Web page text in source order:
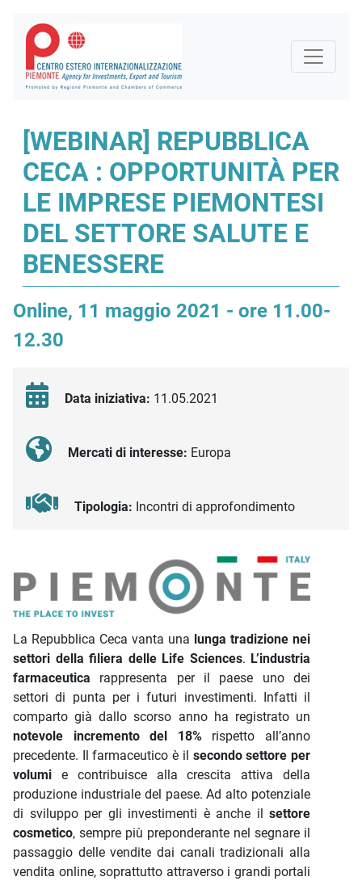
[WEBINAR] REPUBBLICA
CECA : OPPORTUNITÀ PER
LE IMPRESE PIEMONTESI
DEL SETTORE SALUTE E
BENESSERE
Online, 11 maggio 2021 - ore 11.00-
12.30
Data iniziativa: 11.05.2021
Mercati di interesse: Europa
Tipologia: Incontri di approfondimento
Descrizione iniziativa
La Repubblica Ceca vanta una lunga tradizione nei
settori della filiera delle Life Sciences. L’industria
farmaceutica rappresenta per il paese uno dei
settori di punta per i futuri investimenti. Infatti il
comparto già dallo scorso anno ha registrato un
notevole incremento del 18%rispetto all’anno
precedente. Il farmaceutico è il secondo settore per
volumi e contribuisce alla crescita attiva della
produzione industriale del paese. Ad alto potenziale
di sviluppo per gli investimenti è anche il
settore
cosmetico, sempre più preponderante nel segnare il
passaggio delle vendite dai canali tradizionali alla
vendita online, soprattutto attraverso i grandi portali